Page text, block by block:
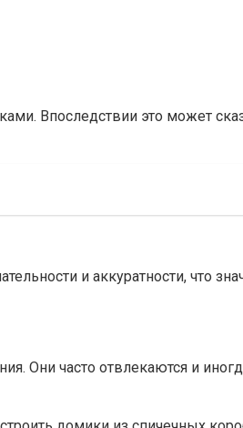
Впоследствии это может
и аккуратности, что
часто отвлекаются и